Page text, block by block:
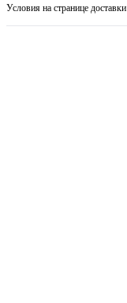
Условия на странице доставки